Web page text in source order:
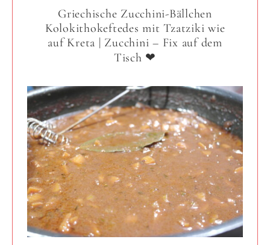
Griechische Zucchini-Bällchen
Kolokithokeftedes mit Tzatziki wie
auf Kreta | Zucchini – Fix auf dem
Tisch ❤